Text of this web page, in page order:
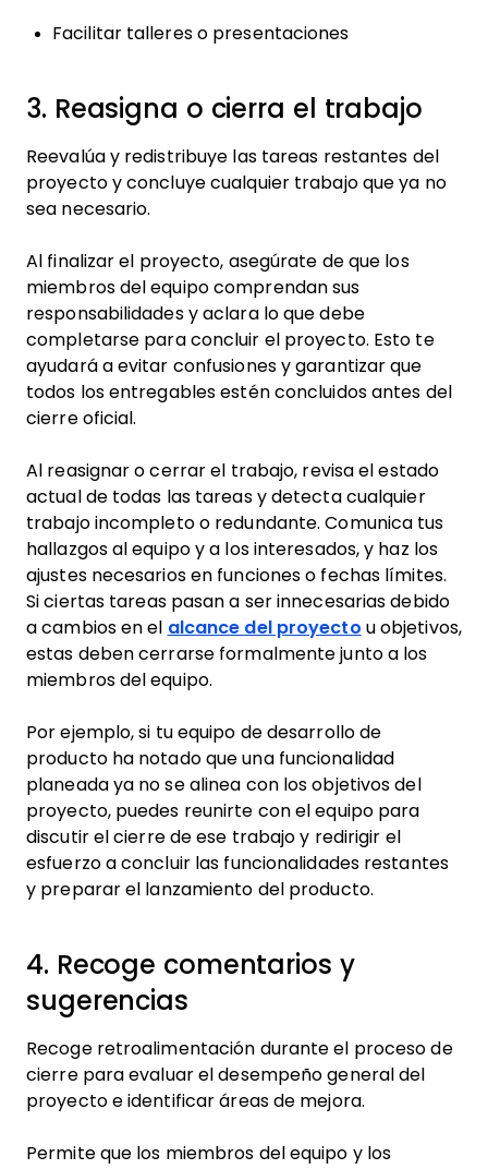
Facilitar talleres o presentaciones
3. Reasigna o cierra el trabajo
Reevalúa y redistribuye las tareas restantes del
proyecto y concluye cualquier trabajo que ya no
sea necesario.
Al finalizar el proyecto, asegúrate de que los
miembros del equipo comprendan sus
responsabilidades y aclara lo que debe
completarse para concluir el proyecto. Esto te
ayudará a evitar confusiones y garantizar que
todos los entregables estén concluidos antes del
cierre oficial.
Al reasignar o cerrar el trabajo, revisa el estado
actual de todas las tareas y detecta cualquier
trabajo incompleto o redundante. Comunica tus
hallazgos al equipo y a los interesados, y haz los
ajustes necesarios en funciones o fechas límites.
Si ciertas tareas pasan a ser innecesarias debido
a cambios en el alcance del proyecto u objetivos,
estas deben cerrarse formalmente junto a los
miembros del equipo.
Por ejemplo, si tu equipo de desarrollo de
producto ha notado que una funcionalidad
planeada ya no se alinea con los objetivos del
proyecto, puedes reunirte con el equipo para
discutir el cierre de ese trabajo y redirigir el
esfuerzo a concluir las funcionalidades restantes
y preparar el lanzamiento del producto.
4. Recoge comentarios y
sugerencias
Recoge retroalimentación durante el proceso de
cierre para evaluar el desempeño general del
proyecto e identificar áreas de mejora.
Permite que los miembros del equipo y los